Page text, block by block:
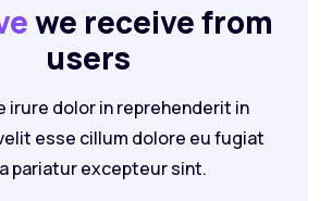
we receive from
users
irure dolor in reprehenderit in
esse cillum dolore eu fugiat
pariatur excepteur sint.